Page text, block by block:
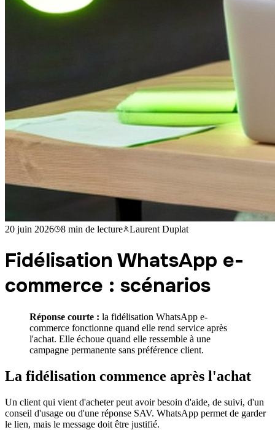
20 juin 2026 8 min de lecture Laurent Duplat
Fidélisation WhatsApp e-
commerce : scénarios
Réponse courte : la fidélisation WhatsApp e-
commerce fonctionne quand elle rend service après
l'achat. Elle échoue quand elle ressemble à une
campagne permanente sans préférence client.
La fidélisation commence après l'achat
Un client qui vient d'acheter peut avoir besoin d'aide, de suivi, d'un
conseil d'usage ou d'une réponse SAV. WhatsApp permet de garder
le lien, mais le message doit être justifié.